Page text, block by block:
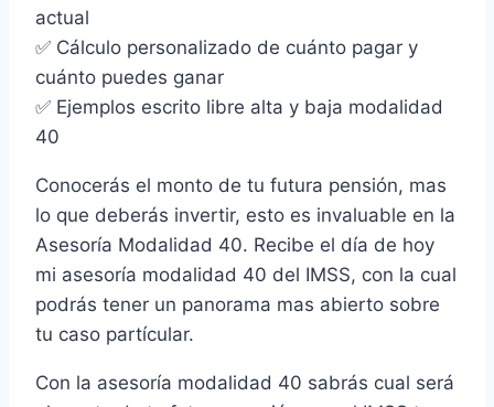
actual
✅ Cálculo personalizado de cuánto pagar y
cuánto puedes ganar
✅ Ejemplos escrito libre alta y baja modalidad
40
Conocerás el monto de tu futura pensión, mas
lo que deberás invertir, esto es invaluable en la
Asesoría Modalidad 40. Recibe el día de hoy
mi asesoría modalidad 40 del IMSS, con la cual
podrás tener un panorama mas abierto sobre
tu caso partícular.
Con la asesoría modalidad 40 sabrás cual será